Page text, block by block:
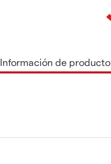
Información de producto